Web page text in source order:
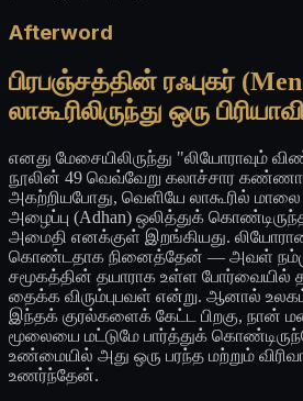
Afterword
பிரபஞ்சத்தின் ரஃபுகர்
லாகூரிலிருந்து ஒரு
எனது மேசையிலிருந்து "லியோராவும்
நூலின் 49 வெவ்வேறு கலாச்சார
அகற்றியபோது, வெளியே லாகூரில்
அழைப்பு (Adhan) ஒலித்துக்
அமைதி எனக்குள் இறங்கியது.
கொண்டதாக நினைத்தேன் — அவள்
சமூகத்தின் தயாராக உள்ள
தைக்க விரும்புபவள் என்று. ஆனால் உலகம்
இந்தக் குரல்களைக் கேட்ட பிறகு, நான்
மூலையை மட்டுமே பார்த்துக்
உண்மையில் அது ஒரு பரந்த மற்றும்
உணர்ந்தேன்.